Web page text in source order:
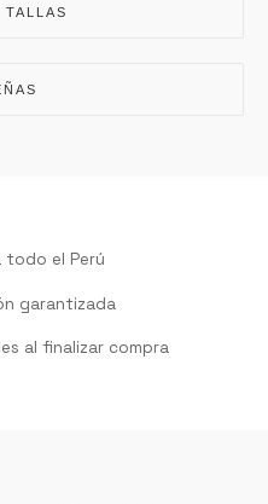
todo el Perú
garantizada
al finalizar compra